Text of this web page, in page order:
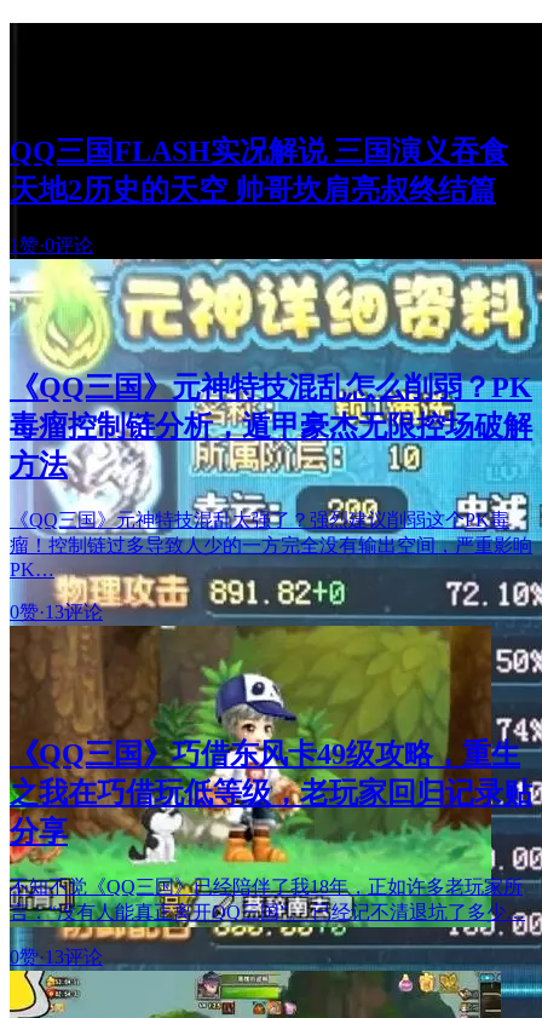
QQ三国FLASH实况解说 三国演义吞食
天地2历史的天空 帅哥坎肩亮叔终结篇
1赞·0评论
《QQ三国》元神特技混乱怎么削弱？PK
毒瘤控制链分析，遁甲豪杰无限控场破解
方法
《QQ三国》元神特技混乱太强了？强烈建议削弱这个PK毒
瘤！控制链过多导致人少的一方完全没有输出空间，严重影响
PK…
0赞·13评论
《QQ三国》巧借东风卡49级攻略，重生
之我在巧借玩低等级，老玩家回归记录贴
分享
不知不觉《QQ三国》已经陪伴了我18年，正如许多老玩家所
言：“没有人能真正离开QQ三国”。 已经记不清退坑了多少…
0赞·13评论